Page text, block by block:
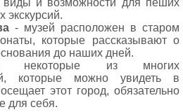
виды и возможности для пеших
экскурсий.
- музей расположен в старом
которые рассказывают о
до наших дней.
из многих
которые можно увидеть в
этот город, обязательно
для себя.